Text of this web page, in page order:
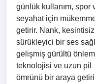
günlük kullanım, spor
seyahat için
getirir. Nank,
sürükleyici bir ses
gelişmiş gürültü
teknolojisi ve uzun pil
ömrünü bir araya